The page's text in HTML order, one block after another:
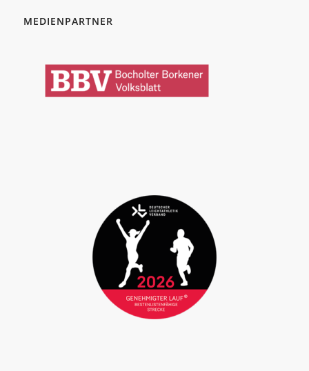
MEDIENPARTNER